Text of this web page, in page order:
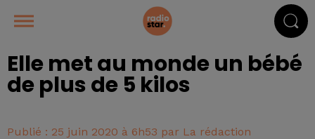
Elle met au monde un bébé
de plus de 5 kilos
Publié : 25 juin 2020 à 6h53 par La rédaction